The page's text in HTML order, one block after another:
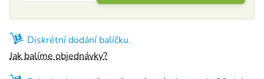
Diskrétní dodání balíčku.
Jak balíme objednávky?